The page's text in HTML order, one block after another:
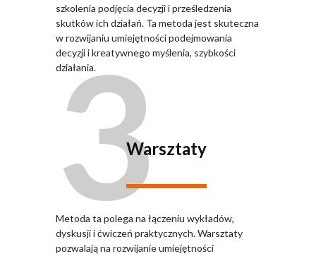
szkolenia podjęcia decyzji i prześledzenia
skutków ich działań. Ta metoda jest skuteczna
w rozwijaniu umiejętności podejmowania
decyzji i kreatywnego myślenia, szybkości
działania.
3Warsztaty
Metoda ta polega na łączeniu wykładów,
dyskusji i ćwiczeń praktycznych. Warsztaty
pozwalają na rozwijanie umiejętności